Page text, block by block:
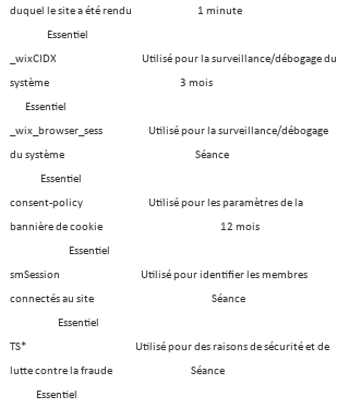
duquel le site a été rendu 1 minute
Essentiel
_wixCIDX Utilisé pour la surveillance/débogage du
système 3 mois
Essentiel
_wix_browser_sess Utilisé pour la surveillance/débogage
du système Séance
Essentiel
consent-policy Utilisé pour les paramètres de la
bannière de cookie 12 mois
Essentiel
smSession Utilisé pour identifier les membres
connectés au site Séance
Essentiel
TS* Utilisé pour des raisons de sécurité et de
lutte contre la fraude Séance
Essentiel